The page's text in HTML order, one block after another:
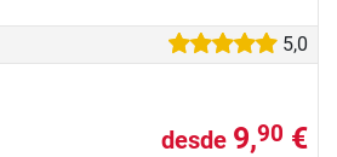
5,0
desde 9,90 €